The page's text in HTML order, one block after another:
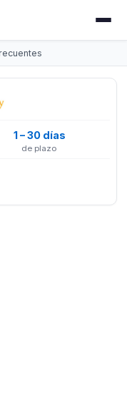
1 – 30 días
de plazo